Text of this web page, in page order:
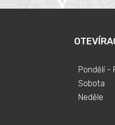
Pondělí -
Sobota
Neděle